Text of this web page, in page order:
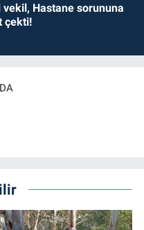
vekil, Hastane sorununa
çekti!